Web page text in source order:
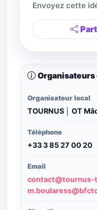
Envoyez cette
Organisateur local
TOURNUS │ OT
Téléphone
+33 3 85 27 00 20
Email
contact@tournus-